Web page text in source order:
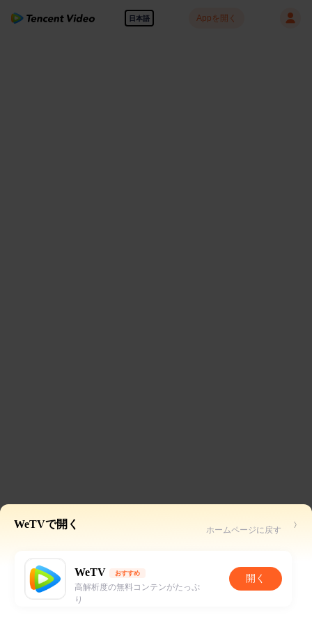
日本語 Appを開く
WeTVで開く ホームページに戻す
WeTV おすすめ
高解析度の無料コンテンがたっぷ
り
開く